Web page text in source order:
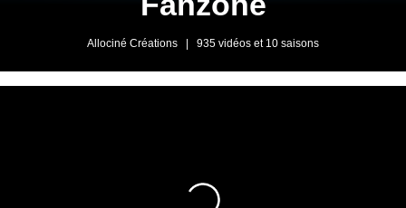
Allociné Créations 935 vidéos et 10 saisons